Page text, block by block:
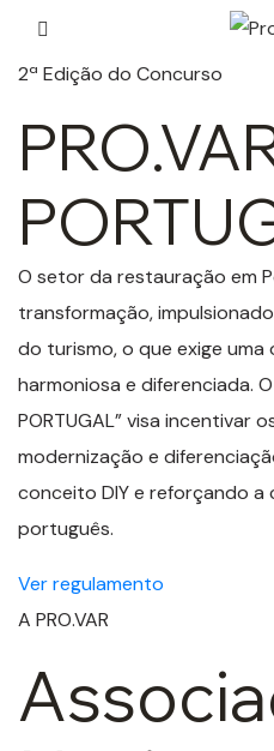
2ª Edição do Concurso
O setor da restauração em
transformação,
do turismo, o que exige
harmoniosa e diferenciada. O
PORTUGAL” visa incentivar
modernização e
conceito DIY e reforçando
português.
Ver regulamento
A PRO.VAR